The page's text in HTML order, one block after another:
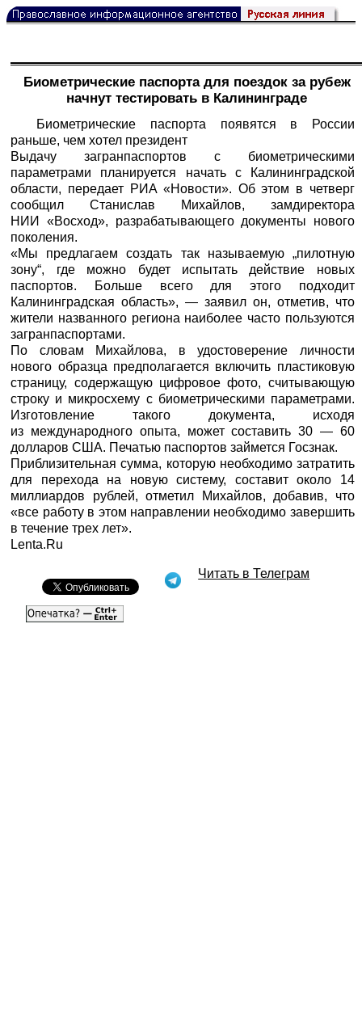
Биометрические паспорта для поездок за рубеж
начнут тестировать в Калининграде
Биометрические паспорта появятся в России
раньше, чем хотел президент
Выдачу загранпаспортов с биометрическими
параметрами планируется начать с Калининградской
области, передает РИА «Новости». Об этом в четверг
сообщил Станислав Михайлов, замдиректора
НИИ «Восход», разрабатывающего документы нового
поколения.
«Мы предлагаем создать так называемую „пилотную
зону“, где можно будет испытать действие новых
паспортов. Больше всего для этого подходит
Калининградская область», — заявил он, отметив, что
жители названного региона наиболее часто пользуются
загранпаспортами.
По словам Михайлова, в удостоверение личности
нового образца предполагается включить пластиковую
страницу, содержащую цифровое фото, считывающую
строку и микросхему с биометрическими параметрами.
Изготовление такого документа, исходя
из международного опыта, может составить 30 — 60
долларов США. Печатью паспортов займется Госзнак.
Приблизительная сумма, которую необходимо затратить
для перехода на новую систему, составит около 14
миллиардов рублей, отметил Михайлов, добавив, что
«все работу в этом направлении необходимо завершить
в течение трех лет».
Lenta.Ru
Читать в Телеграм